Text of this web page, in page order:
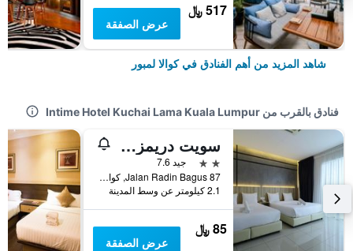
517 ﷼
عرض الصفقة
شاهد المزيد من أهم الفنادق في كوالا لمبور
فنادق بالقرب من Intime Hotel Kuchai Lama Kuala Lumpur
سويت دريمز هوتل سري بيتالينج
2 نجمتين
جيد 7.6
87 Jalan Radin Bagus, كوالا لمبور, ماليزيا
2.1 كيلومتر عن وسط المدينة
85 ﷼
عرض الصفقة